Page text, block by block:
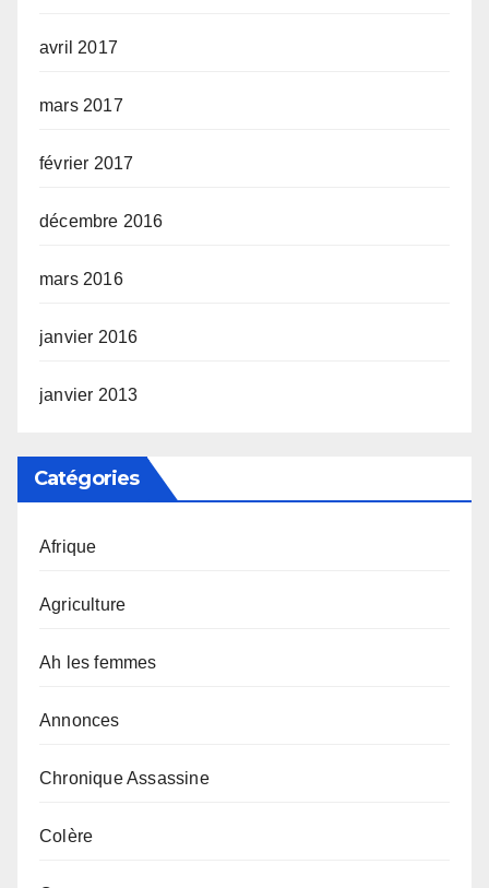
avril 2017
mars 2017
février 2017
décembre 2016
mars 2016
janvier 2016
janvier 2013
Catégories
Afrique
Agriculture
Ah les femmes
Annonces
Chronique Assassine
Colère